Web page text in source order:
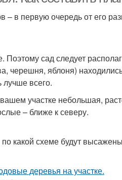
– в первую очередь от его
сад следует
черешня, яблоня)
лучше всего.
участке небольшая,
– ближе к северу.
какой схеме будут